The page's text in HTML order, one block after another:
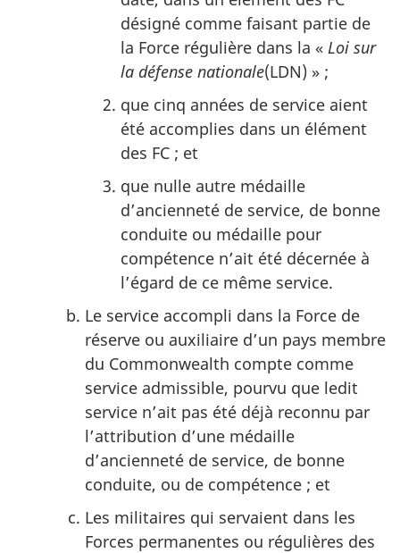
désigné comme faisant partie de
la Force régulière dans la « Loi sur
la défense nationale(LDN) » ;
que cinq années de service aient
été accomplies dans un élément
des FC ; et
que nulle autre médaille
d’ancienneté de service, de bonne
conduite ou médaille pour
compétence n’ait été décernée à
l’égard de ce même service.
Le service accompli dans la Force de
réserve ou auxiliaire d’un pays membre
du Commonwealth compte comme
service admissible, pourvu que ledit
service n’ait pas été déjà reconnu par
l’attribution d’une médaille
d’ancienneté de service, de bonne
conduite, ou de compétence ; et
Les militaires qui servaient dans les
Forces permanentes ou régulières des